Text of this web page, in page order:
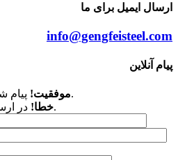
ارسال ایمیل برای ما
info@gengfeisteel.com
پیام آنلاین
موفقیت!پیام شما برای ما ارسال شده است.
خطا!در ارسال پیام شما خطایی روی داد.